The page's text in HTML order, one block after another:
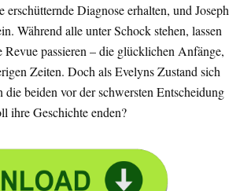
erschütternde Diagnose erhalten, und Joseph
Während alle unter Schock stehen, lassen
passieren – die glücklichen Anfänge,
Zeiten. Doch als Evelyns Zustand sich
die beiden vor der schwersten Entscheidung
ihre Geschichte enden?